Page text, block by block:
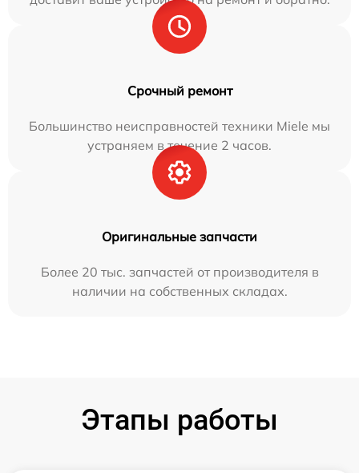
Срочный ремонт
Большинство неисправностей техники Miele мы
устраняем в течение 2 часов.
Оригинальные запчасти
Более 20 тыс. запчастей от производителя в
наличии на собственных складах.
Этапы работы